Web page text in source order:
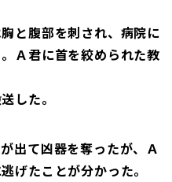
と腹部を刺され、病院に
Ａ君に首を絞められた教
した。
出て凶器を奪ったが、Ａ
げたことが分かった。